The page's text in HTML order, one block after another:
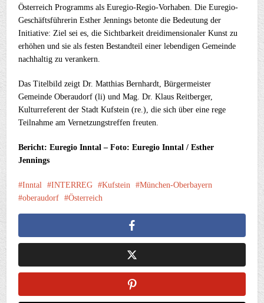
Österreich Programms als Euregio-Regio-Vorhaben. Die Euregio-
Geschäftsführerin Esther Jennings betonte die Bedeutung der
Initiative: Ziel sei es, die Sichtbarkeit dreidimensionaler Kunst zu
erhöhen und sie als festen Bestandteil einer lebendigen Gemeinde
nachhaltig zu verankern.
Das Titelbild zeigt Dr. Matthias Bernhardt, Bürgermeister
Gemeinde Oberaudorf (li) und Mag. Dr. Klaus Reitberger,
Kulturreferent der Stadt Kufstein (re.), die sich über eine rege
Teilnahme am Vernetzungstreffen freuten.
Bericht: Euregio Inntal – Foto: Euregio Inntal / Esther
Jennings
Inntal INTERREG Kufstein
München-Oberbayern
oberaudorf
Österreich